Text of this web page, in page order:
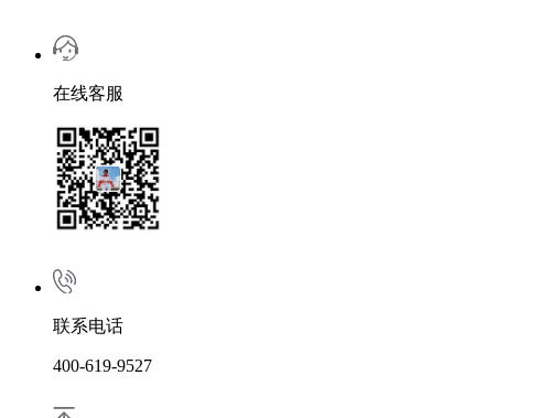
在线客服
联系电话
400-619-9527